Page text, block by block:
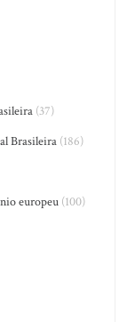
(37)
Brasileira (186)
europeu(100)